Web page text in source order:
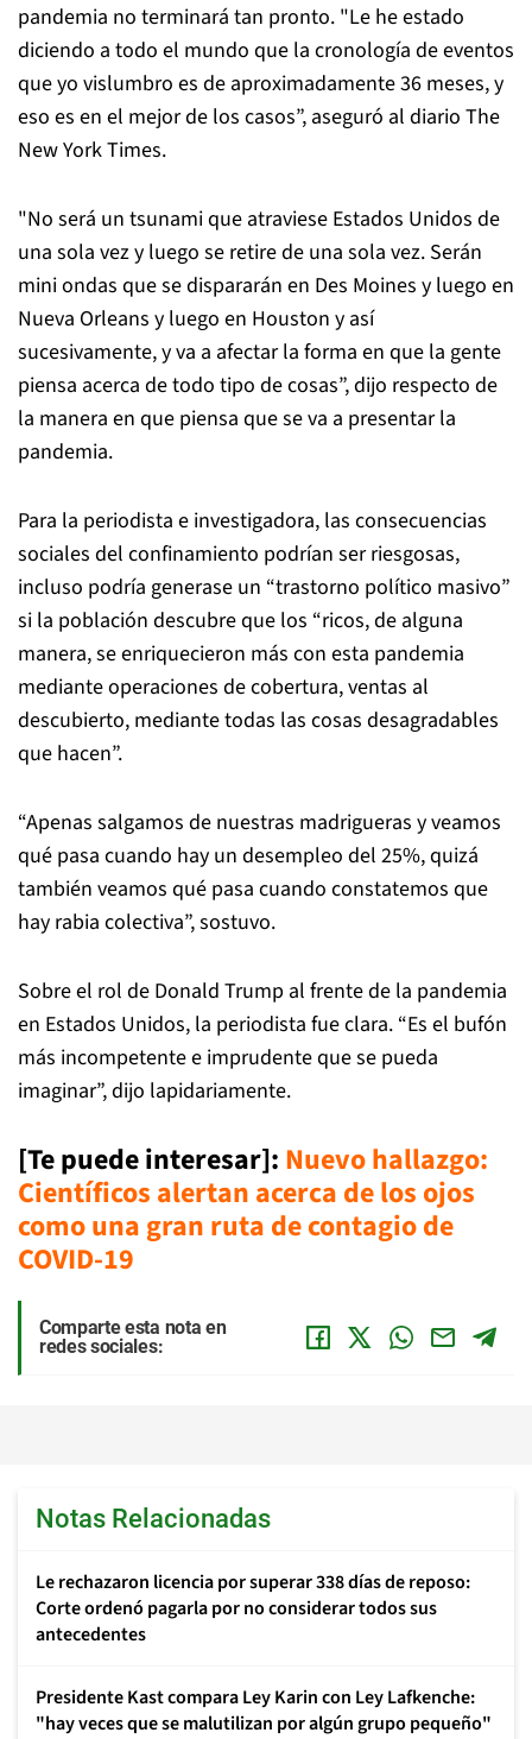
pandemia no terminará tan pronto. "Le he estado
diciendo a todo el mundo que la cronología de eventos
que yo vislumbro es de aproximadamente 36 meses, y
eso es en el mejor de los casos”, aseguró al diario The
New York Times.
"No será un tsunami que atraviese Estados Unidos de
una sola vez y luego se retire de una sola vez. Serán
mini ondas que se dispararán en Des Moines y luego en
Nueva Orleans y luego en Houston y así
sucesivamente, y va a afectar la forma en que la gente
piensa acerca de todo tipo de cosas”, dijo respecto de
la manera en que piensa que se va a presentar la
pandemia.
Para la periodista e investigadora, las consecuencias
sociales del confinamiento podrían ser riesgosas,
incluso podría generase un “trastorno político masivo”
si la población descubre que los “ricos, de alguna
manera, se enriquecieron más con esta pandemia
mediante operaciones de cobertura, ventas al
descubierto, mediante todas las cosas desagradables
que hacen”.
“Apenas salgamos de nuestras madrigueras y veamos
qué pasa cuando hay un desempleo del 25%, quizá
también veamos qué pasa cuando constatemos que
hay rabia colectiva”, sostuvo.
Sobre el rol de Donald Trump al frente de la pandemia
en Estados Unidos, la periodista fue clara. “Es el bufón
más incompetente e imprudente que se pueda
imaginar”, dijo lapidariamente.
[Te puede interesar]: Nuevo hallazgo:
Científicos alertan acerca de los ojos
como una gran ruta de contagio de
COVID-19
Comparte esta nota en
redes sociales:
Notas Relacionadas
Le rechazaron licencia por superar 338 días de reposo:
Corte ordenó pagarla por no considerar todos sus
antecedentes
Presidente Kast compara Ley Karin con Ley Lafkenche:
"hay veces que se malutilizan por algún grupo pequeño"